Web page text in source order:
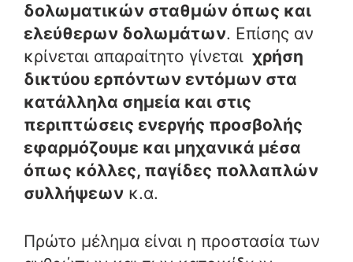
δολωματικών σταθμών όπως και
ελεύθερων δολωμάτων. Επίσης αν
κρίνεται απαραίτητο γίνεται χρήση
δικτύου ερπόντων εντόμων στα
κατάλληλα σημεία και στις
περιπτώσεις ενεργής προσβολής
εφαρμόζουμε και μηχανικά μέσα
όπως κόλλες, παγίδες πολλαπλών
συλλήψεων κ.α.
Πρώτο μέλημα είναι η προστασία των